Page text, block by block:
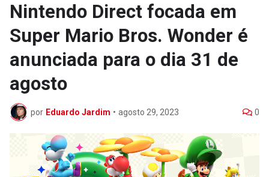
Nintendo Direct focada em
Super Mario Bros. Wonder é
anunciada para o dia 31 de
agosto
por Eduardo Jardim • agosto 29, 2023 0